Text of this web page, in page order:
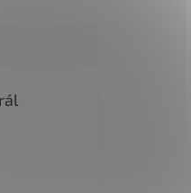
je 5 z 5 hvězdiček.